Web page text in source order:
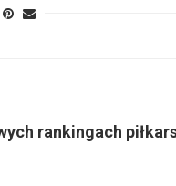
rankingach